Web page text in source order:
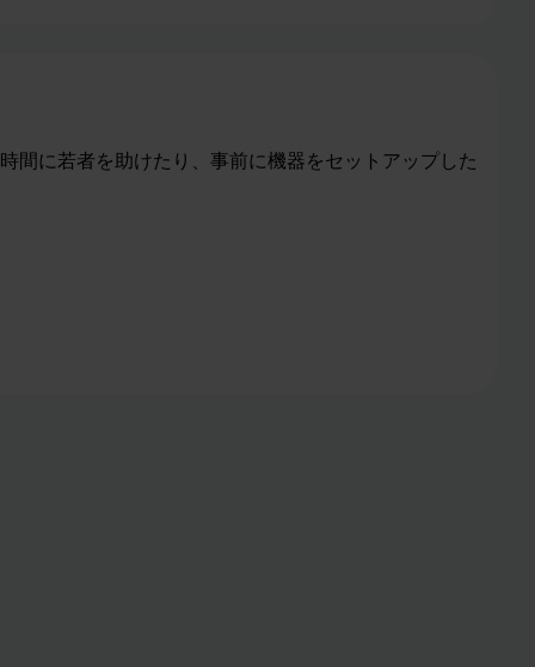
間に若者を助けたり、事前に機器をセットアップした